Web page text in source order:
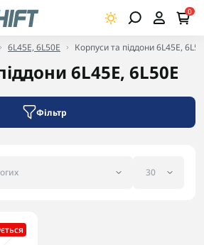
0
6L45E, 6L50E Корпуси та піддони 6L45E,
6L45E, 6L50E
Фільтр